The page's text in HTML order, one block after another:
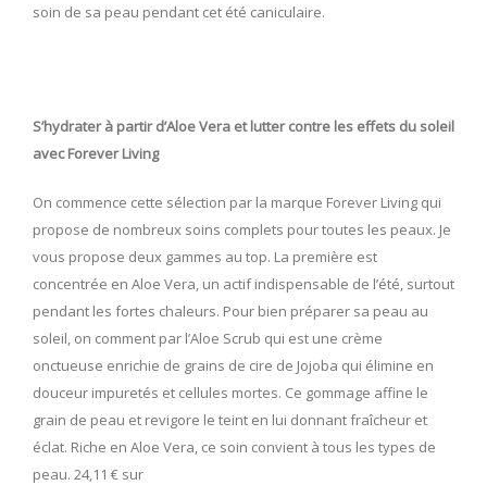
soin de sa peau pendant cet été caniculaire.
S’hydrater à partir d’Aloe Vera et lutter contre les effets du soleil
avec Forever Living
On commence cette sélection par la marque Forever Living qui
propose de nombreux soins complets pour toutes les peaux. Je
vous propose deux gammes au top. La première est
concentrée en Aloe Vera, un actif indispensable de l’été, surtout
pendant les fortes chaleurs. Pour bien préparer sa peau au
soleil, on comment par l’Aloe Scrub qui est une crème
onctueuse enrichie de grains de cire de Jojoba qui élimine en
douceur impuretés et cellules mortes. Ce gommage affine le
grain de peau et revigore le teint en lui donnant fraîcheur et
éclat. Riche en Aloe Vera, ce soin convient à tous les types de
peau. 24,11 € sur